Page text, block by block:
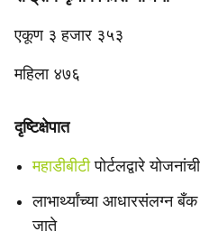
एकूण ३ हजार ३५३
महिला ४७६
दृष्टिक्षेपात
महाडीबीटीपोर्टलद्वारे
लाभार्थ्यांच्या आधारसंलग्न
जाते